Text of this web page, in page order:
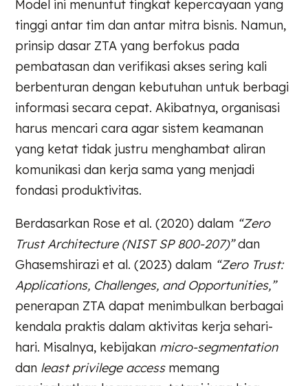
Model ini menuntut tingkat kepercayaan yang
tinggi antar tim dan antar mitra bisnis. Namun,
prinsip dasar ZTA yang berfokus pada
pembatasan dan verifikasi akses sering kali
berbenturan dengan kebutuhan untuk berbagi
informasi secara cepat. Akibatnya, organisasi
harus mencari cara agar sistem keamanan
yang ketat tidak justru menghambat aliran
komunikasi dan kerja sama yang menjadi
fondasi produktivitas.
Berdasarkan Rose et al. (2020) dalam “Zero
Trust Architecture (NIST SP 800-207)”dan
Ghasemshirazi et al. (2023) dalam “Zero Trust:
Applications, Challenges, and Opportunities,”
penerapan ZTA dapat menimbulkan berbagai
kendala praktis dalam aktivitas kerja sehari-
hari. Misalnya, kebijakan micro-segmentation
dan least privilege accessmemang